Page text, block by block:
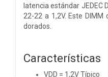
latencia estándar JEDEC
22-22 a 1,2V. Este
dorados.
Características
VDD = 1,2V Típico